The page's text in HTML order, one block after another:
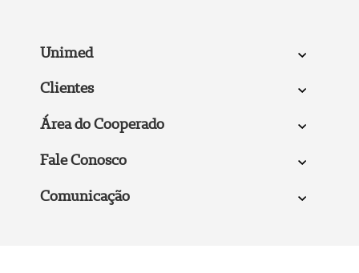
Unimed
Clientes
Área do Cooperado
Fale Conosco
Comunicação